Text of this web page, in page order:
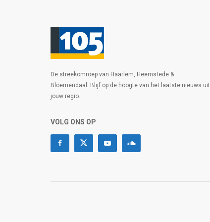
De streekomroep van Haarlem, Heemstede &
Bloemendaal. Blijf op de hoogte van het laatste nieuws uit
jouw regio.
VOLG ONS OP